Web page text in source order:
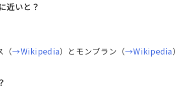
近いと？
（→Wikipedia）とモンブラン（→Wikipedia）